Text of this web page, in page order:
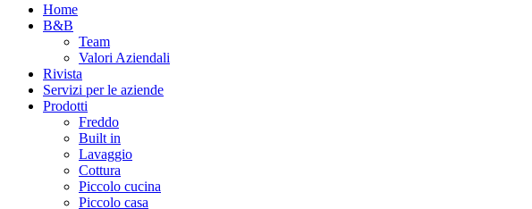
Home
B&B
Team
Valori Aziendali
Rivista
Servizi per le aziende
Prodotti
Freddo
Built in
Lavaggio
Cottura
Piccolo cucina
Piccolo casa